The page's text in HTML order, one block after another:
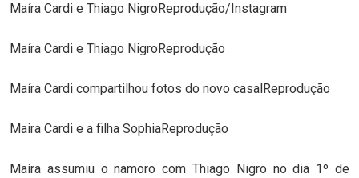
Maíra Cardi e Thiago NigroReprodução/Instagram
Maíra Cardi e Thiago NigroReprodução
Maíra Cardi compartilhou fotos do novo casalReprodução
Maira Cardi e a filha SophiaReprodução
Maíra assumiu o namoro com Thiago Nigro no dia 1º de